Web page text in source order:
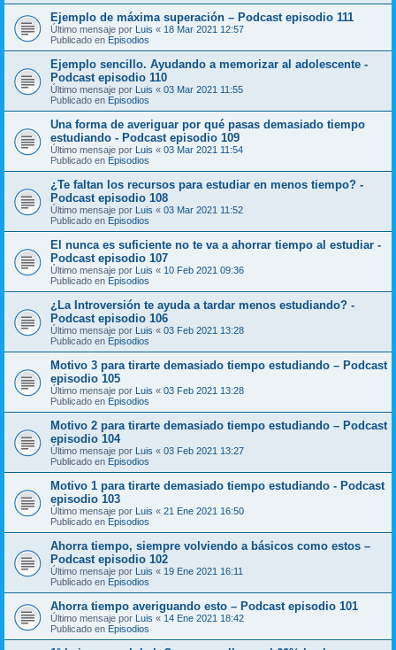
Ejemplo de máxima superación – Podcast episodio 111
Último mensaje por Luis « 18 Mar 2021 12:57
Publicado en Episodios
Ejemplo sencillo. Ayudando a memorizar al adolescente -
Podcast episodio 110
Último mensaje por Luis « 03 Mar 2021 11:55
Publicado en Episodios
Una forma de averiguar por qué pasas demasiado tiempo
estudiando - Podcast episodio 109
Último mensaje por Luis « 03 Mar 2021 11:54
Publicado en Episodios
¿Te faltan los recursos para estudiar en menos tiempo? -
Podcast episodio 108
Último mensaje por Luis « 03 Mar 2021 11:52
Publicado en Episodios
El nunca es suficiente no te va a ahorrar tiempo al estudiar -
Podcast episodio 107
Último mensaje por Luis « 10 Feb 2021 09:36
Publicado en Episodios
¿La Introversión te ayuda a tardar menos estudiando? -
Podcast episodio 106
Último mensaje por Luis « 03 Feb 2021 13:28
Publicado en Episodios
Motivo 3 para tirarte demasiado tiempo estudiando – Podcast
episodio 105
Último mensaje por Luis « 03 Feb 2021 13:28
Publicado en Episodios
Motivo 2 para tirarte demasiado tiempo estudiando – Podcast
episodio 104
Último mensaje por Luis « 03 Feb 2021 13:27
Publicado en Episodios
Motivo 1 para tirarte demasiado tiempo estudiando - Podcast
episodio 103
Último mensaje por Luis « 21 Ene 2021 16:50
Publicado en Episodios
Ahorra tiempo, siempre volviendo a básicos como estos –
Podcast episodio 102
Último mensaje por Luis « 19 Ene 2021 16:11
Publicado en Episodios
Ahorra tiempo averiguando esto – Podcast episodio 101
Último mensaje por Luis « 14 Ene 2021 18:42
Publicado en Episodios